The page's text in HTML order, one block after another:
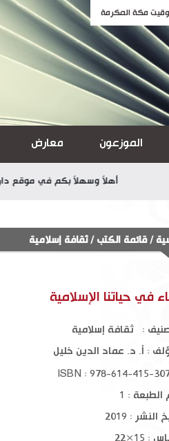
الموزعون معارض
أهلاً وسهلاً بكم في موقع دار ابن كثير
/قائمة الكتب/ثقافة إسلامية
في حياتنا الإسلامية
: ثقافة إسلامية
: أ. د. عماد الدين خليل
: 1
النشر : 2019
: 15×22